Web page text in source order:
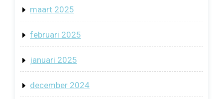
maart 2025
februari 2025
januari 2025
december 2024